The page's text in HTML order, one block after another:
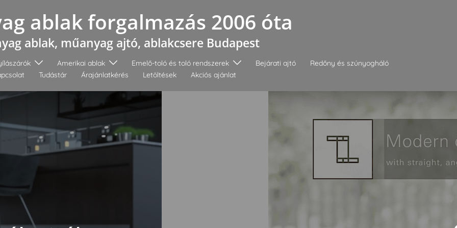
ablak forgalmazás 2006 óta
ablak, műanyag ajtó, ablakcsere Budapest
Amerikai ablak Emelő-toló és toló rendszerek Bejárati ajtó
Redőny és szúnyogháló
Tudástár Árajánlatkérés Letöltések Akciós ajánlat